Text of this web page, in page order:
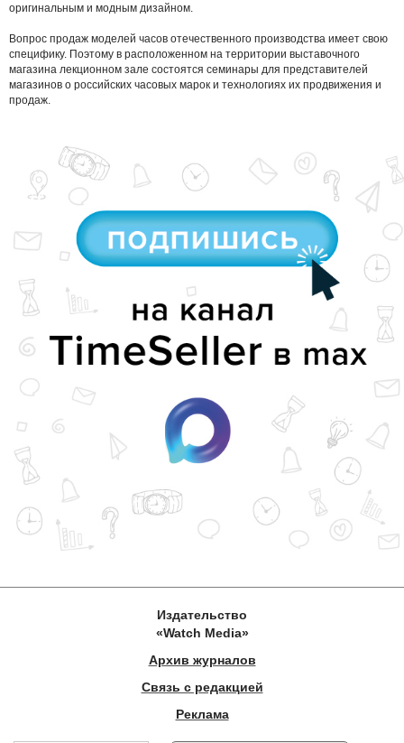
оригинальным и модным дизайном.
Вопрос продаж моделей часов отечественного производства имеет свою
специфику. Поэтому в расположенном на территории выставочного
магазина лекционном зале состоятся семинары для представителей
магазинов о российских часовых марок и технологиях их продвижения и
продаж.
Издательство
«Watch Media»
Архив журналов
Связь с редакцией
Реклама